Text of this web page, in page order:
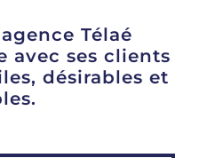
Télaé
avec ses clients
désirables et